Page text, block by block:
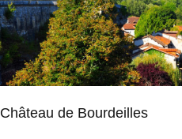
Château de Bourdeilles